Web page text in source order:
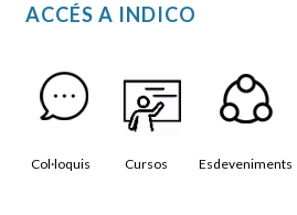
ACCÉS A INDICO
Col·loquis Cursos Esdeveniments